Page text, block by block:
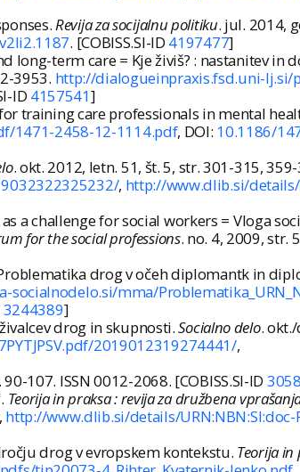
Revija za socijalnu politiku. jul. 2014,
. [COBISS.SI-ID 4197477]
long-term care = Kje živiš? : nastanitev in
3953. http://dialogueinpraxis.fsd.uni-lj.si/
ID 4157541]
for training care professionals in mental
1471-2458-12-1114.pdf, DOI: 10.1186/
. okt. 2012, letn. 51, št. 5, str. 301-315,
, http://www.dlib.si/details/
a challenge for social workers = Vloga
for the social professions. no. 4, 2009, str.
Problematika drog v očeh diplomantk in
socialnodelo.si/mma/
3244389]
drog in skupnosti.Socialno delo.
2019012319274441/,
107. ISSN 0012-2068. [COBISS.SI-ID
Teorija in praksa : revija za družbena
http://www.dlib.si/details/URN:NBN:SI:doc-
drog v evropskem kontekstu. Teorija in